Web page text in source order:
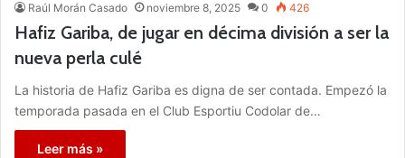
Raúl Morán Casado noviembre 8, 2025 0 426
Hafiz Gariba, de jugar en décima división a ser la
nueva perla culé
La historia de Hafiz Gariba es digna de ser contada. Empezó la
temporada pasada en el Club Esportiu Codolar de…
Leer más »